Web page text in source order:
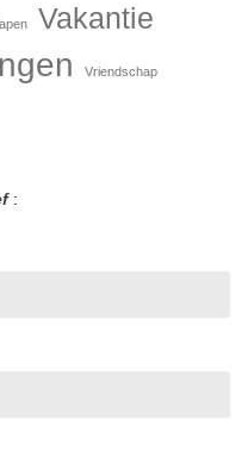
Vakantie
Vriendschap
: